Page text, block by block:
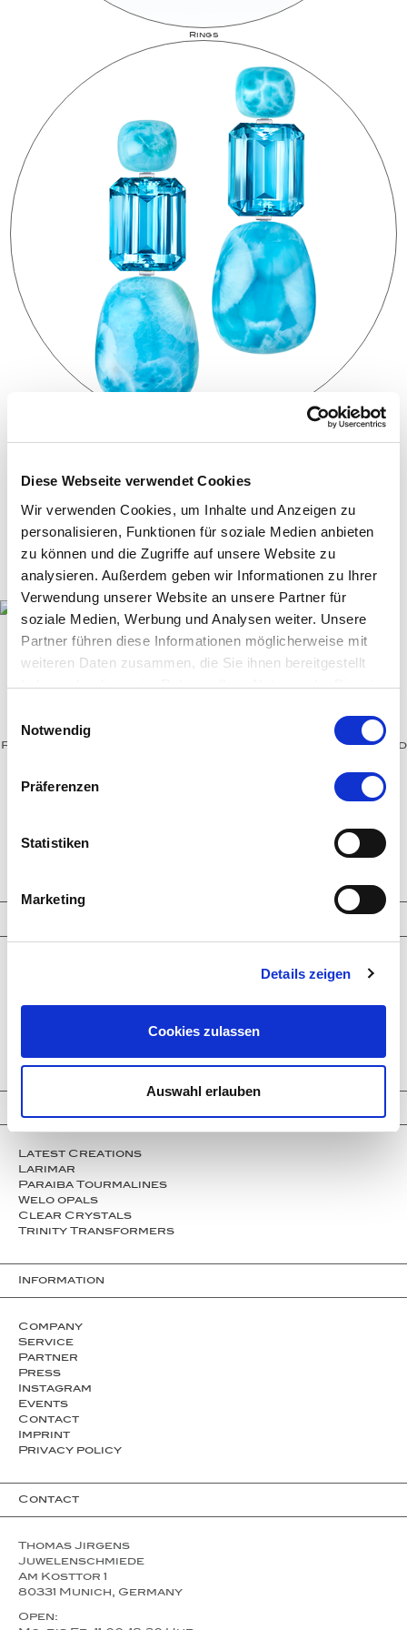
Diese Webseite verwendet Cookies
Wir verwenden Cookies, um Inhalte und Anzeigen zu
personalisieren, Funktionen für soziale Medien anbieten
zu können und die Zugriffe auf unsere Website zu
analysieren. Außerdem geben wir Informationen zu Ihrer
Verwendung unserer Website an unsere Partner für
soziale Medien, Werbung und Analysen weiter. Unsere
Partner führen diese Informationen möglicherweise mit
weiteren Daten zusammen, die Sie ihnen bereitgestellt
haben oder die sie im Rahmen Ihrer Nutzung der Dienste
Notwendig
Präferenzen
Statistiken
Marketing
Details zeigen
Cookies zulassen
Auswahl erlauben
Rings
Brooches - Objects
Engagement Rings
Ring with a 16 ct. oval mandarin garnet cabochon, framed
Indian Summer
mandarin garnet
Necklaces
Engagement Rings
Latest Creations
Larimar
Paraiba Tourmalines
Welo opals
Clear Crystals
Trinity Transformers
Information
Company
Service
Partner
Press
Instagram
Events
Contact
Imprint
Privacy policy
Contact
Thomas Jirgens
Juwelenschmiede
Am Kosttor 1
80331 Munich, Germany
Open: